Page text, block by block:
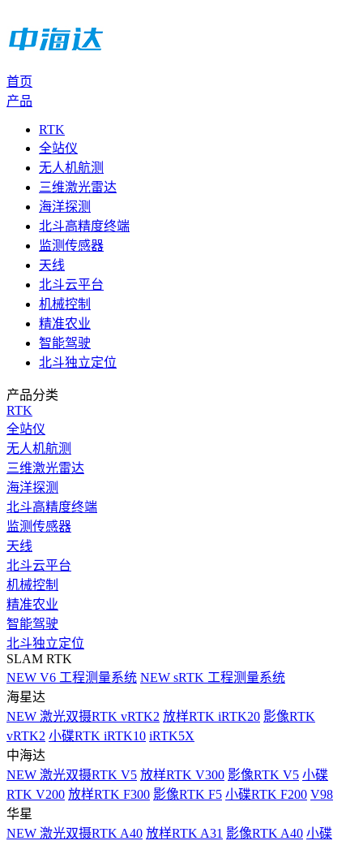
首页
产品
RTK
全站仪
无人机航测
三维激光雷达
海洋探测
北斗高精度终端
监测传感器
天线
北斗云平台
机械控制
精准农业
智能驾驶
北斗独立定位
产品分类
RTK
全站仪
无人机航测
三维激光雷达
海洋探测
北斗高精度终端
监测传感器
天线
北斗云平台
机械控制
精准农业
智能驾驶
北斗独立定位
SLAM RTK
NEW V6 工程测量系统 NEW sRTK 工程测量系统
海星达
NEW 激光双摄RTK vRTK2 放样RTK iRTK20 影像RTK
vRTK2 小碟RTK iRTK10 iRTK5X
中海达
NEW 激光双摄RTK V5 放样RTK V300 影像RTK V5 小碟
RTK V200 放样RTK F300 影像RTK F5 小碟RTK F200 V98
华星
NEW 激光双摄RTK A40 放样RTK A31 影像RTK A40 小碟